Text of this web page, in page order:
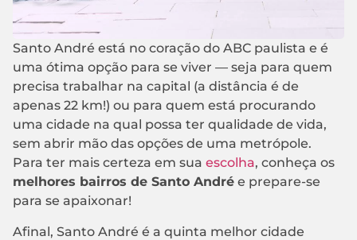
Santo André está no coração do ABC paulista e é
uma ótima opção para se viver — seja para quem
precisa trabalhar na capital (a distância é de
apenas 22 km!) ou para quem está procurando
uma cidade na qual possa ter qualidade de vida,
sem abrir mão das opções de uma metrópole.
Para ter mais certeza em sua escolha, conheça os
melhores bairros de Santo André e prepare-se
para se apaixonar!
Afinal, Santo André é a quinta melhor cidade